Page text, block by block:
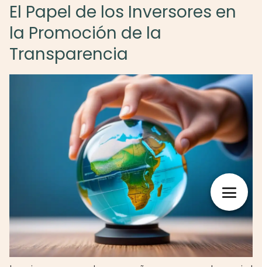
El Papel de los Inversores en
la Promoción de la
Transparencia